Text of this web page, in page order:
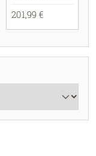
201,99 €